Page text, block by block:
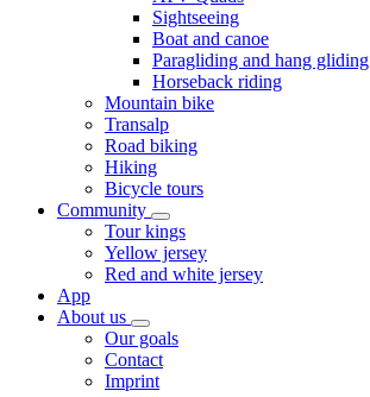
Sightseeing
Boat and canoe
Paragliding and hang gliding
Horseback riding
Mountain bike
Transalp
Road biking
Hiking
Bicycle tours
Community
Tour kings
Yellow jersey
Red and white jersey
App
About us
Our goals
Contact
Imprint